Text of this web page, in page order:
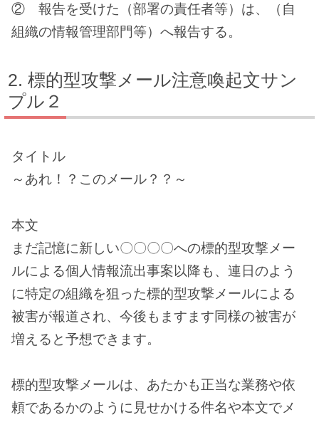
② 報告を受けた（部署の責任者等）は、（自
組織の情報管理部門等）へ報告する。
標的型攻撃メール注意喚起文サン
プル２
タイトル
～あれ！？このメール？？～
本文
まだ記憶に新しい〇〇〇〇への標的型攻撃メー
ルによる個人情報流出事案以降も、連日のよう
に特定の組織を狙った標的型攻撃メールによる
被害が報道され、今後もますます同様の被害が
増えると予想できます。
標的型攻撃メールは、あたかも正当な業務や依
頼であるかのように見せかける件名や本文でメ